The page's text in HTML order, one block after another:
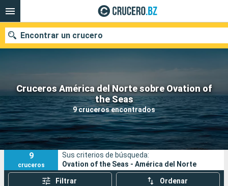
Cruceros América del Norte sobre Ovation of
the Seas
9 cruceros encontrados
Encontrar un crucero
Nuestros destinos
Fecha de salida
Puertos Compañías
Buscar
9
cruceros
Sus criterios de búsqueda:
Ovation of the Seas - América del Norte
Filtrar Ordenar